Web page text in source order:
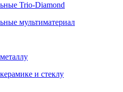
Trio-Diamond
мультиматериал
и стеклу